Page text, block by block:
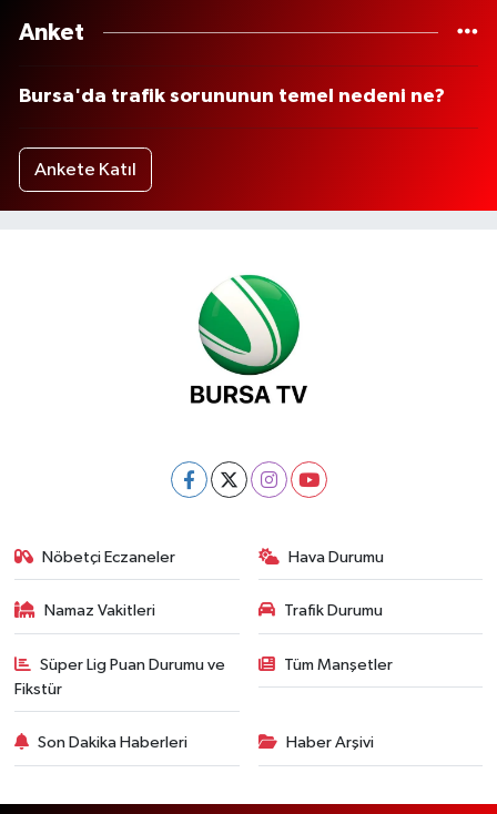
Anket
Bursa'da trafik sorununun temel nedeni ne?
Ankete Katıl
Nöbetçi Eczaneler Hava Durumu
Namaz Vakitleri Trafik Durumu
Süper Lig Puan Durumu ve
Fikstür
Tüm Manşetler
Son Dakika Haberleri Haber Arşivi